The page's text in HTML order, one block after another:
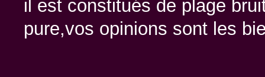
il est constitués de plage
pure,vos opinions sont les